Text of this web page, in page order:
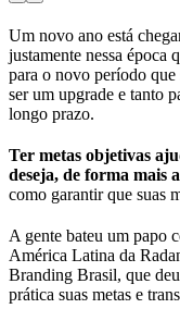
Um novo ano está
justamente nessa época
para o novo período que
ser um upgrade e tanto
longo prazo.
Ter metas objetivas
deseja, de forma mais
como garantir que suas
A gente bateu um papo
América Latina da
Branding Brasil, que
prática suas metas e